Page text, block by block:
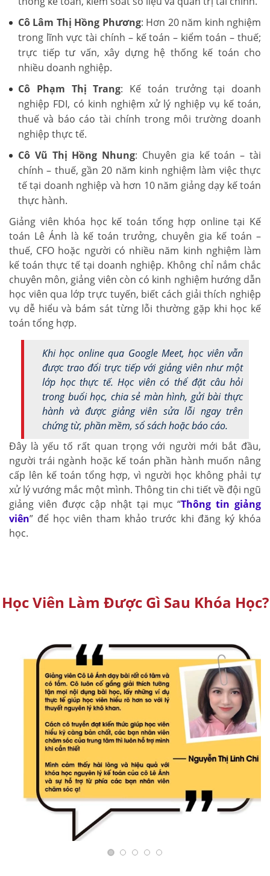
Cô Lâm Thị Hồng Phương: Hơn 20 năm kinh nghiệm
trong lĩnh vực tài chính – kế toán – kiểm toán – thuế;
trực tiếp tư vấn, xây dựng hệ thống kế toán cho
nhiều doanh nghiệp.
Cô Phạm Thị Trang: Kế toán trưởng tại doanh
nghiệp FDI, có kinh nghiệm xử lý nghiệp vụ kế toán,
thuế và báo cáo tài chính trong môi trường doanh
nghiệp thực tế.
Cô Vũ Thị Hồng Nhung: Chuyên gia kế toán – tài
chính – thuế, gần 20 năm kinh nghiệm làm việc thực
tế tại doanh nghiệp và hơn 10 năm giảng dạy kế toán
thực hành.
Giảng viên khóa học kế toán tổng hợp online tại Kế
toán Lê Ánh là kế toán trưởng, chuyên gia kế toán –
thuế, CFO hoặc người có nhiều năm kinh nghiệm làm
kế toán thực tế tại doanh nghiệp. Không chỉ nắm chắc
chuyên môn, giảng viên còn có kinh nghiệm hướng dẫn
học viên qua lớp trực tuyến, biết cách giải thích nghiệp
vụ dễ hiểu và bám sát từng lỗi thường gặp khi học kế
toán tổng hợp.
Khi học online qua Google Meet, học viên vẫn
được trao đổi trực tiếp với giảng viên như một
lớp học thực tế. Học viên có thể đặt câu hỏi
trong buổi học, chia sẻ màn hình, gửi bài thực
hành và được giảng viên sửa lỗi ngay trên
chứng từ, phần mềm, sổ sách hoặc báo cáo.
Đây là yếu tố rất quan trọng với người mới bắt đầu,
người trái ngành hoặc kế toán phần hành muốn nâng
cấp lên kế toán tổng hợp, vì người học không phải tự
xử lý vướng mắc một mình. Thông tin chi tiết về đội ngũ
giảng viên được cập nhật tại mục “Thông tin giảng
viên” để học viên tham khảo trước khi đăng ký khóa
học.
Học Viên Làm Được Gì Sau Khóa Học?